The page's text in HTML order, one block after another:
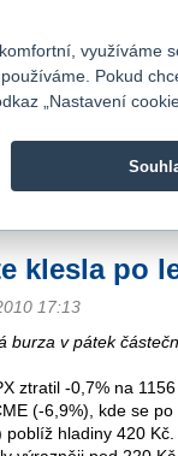
Fio banka
klesla po
17:13
burza v pátek
ztratil -0,7% na
(-6,9%), kde se
poblíž hladiny 420
využíváme
Pokud
„Nastavení